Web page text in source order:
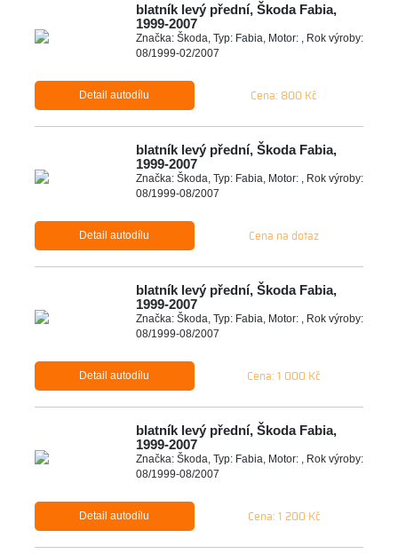
blatník levý přední, Škoda Fabia,
1999-2007
Značka: Škoda, Typ: Fabia, Motor: , Rok výroby:
08/1999-02/2007
Detail autodílu Cena: 800 Kč
blatník levý přední, Škoda Fabia,
1999-2007
Značka: Škoda, Typ: Fabia, Motor: , Rok výroby:
08/1999-08/2007
Detail autodílu Cena na dotaz
blatník levý přední, Škoda Fabia,
1999-2007
Značka: Škoda, Typ: Fabia, Motor: , Rok výroby:
08/1999-08/2007
Detail autodílu Cena: 1 000 Kč
blatník levý přední, Škoda Fabia,
1999-2007
Značka: Škoda, Typ: Fabia, Motor: , Rok výroby:
08/1999-08/2007
Detail autodílu Cena: 1 200 Kč